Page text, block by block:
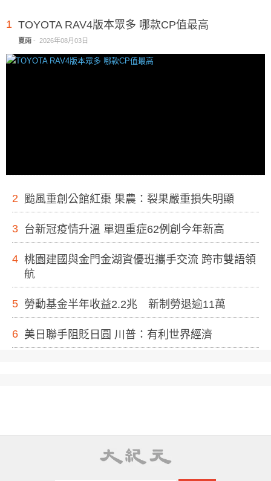
1 TOYOTA RAV4版本眾多 哪款CP值最高
夏雨 - 2026年08月03日
2 颱風重創公館紅棗 果農：裂果嚴重損失明顯
3 台新冠疫情升溫 單週重症62例創今年新高
4 桃園建國與金門金湖資優班攜手交流 跨市雙語領
航
5 勞動基金半年收益2.2兆 新制勞退逾11萬
6 美日聯手阻貶日圓 川普：有利世界經濟